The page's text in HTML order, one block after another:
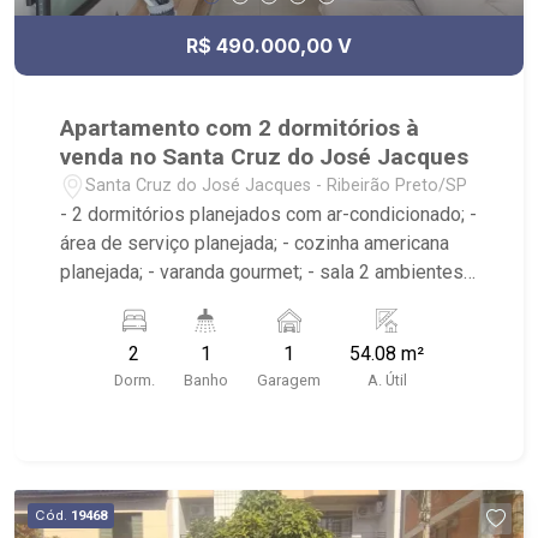
R$ 490.000,00 V
Apartamento com 2 dormitórios à
venda no Santa Cruz do José Jacques
Santa Cruz do José Jacques - Ribeirão Preto/SP
- 2 dormitórios planejados com ar-condicionado; -
área de serviço planejada; - cozinha americana
planejada; - varanda gourmet; - sala 2 ambientes;
Condomínio com, Portaria 24h, academia, piscina
com borda infinita, varanda gourmet, sauna, SPA,
brinquedoteca, salão de festas, playground e pet
2
Dorm.
1
Banho
1
Garagem
54.08 m²
A. Útil
Cód. 19468